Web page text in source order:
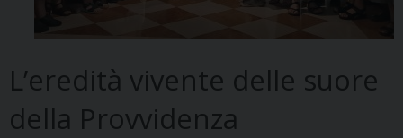
L’eredità vivente delle suore
della Provvidenza